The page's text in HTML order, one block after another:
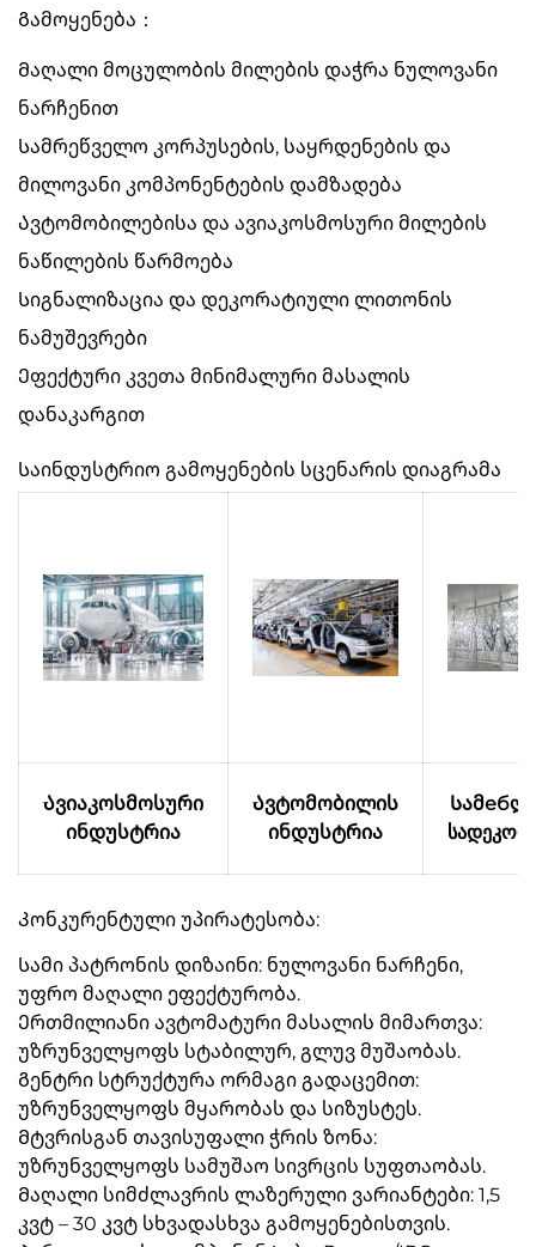
Გამოყენება：
Მაღალი მოცულობის მილების დაჭრა ნულოვანი
ნარჩენით
Სამრეწველო კორპუსების, საყრდენების და
მილოვანი კომპონენტების დამზადება
Ავტომობილებისა და ავიაკოსმოსური მილების
ნაწილების წარმოება
Სიგნალიზაცია და დეკორატიული ლითონის
ნამუშევრები
Ეფექტური კვეთა მინიმალური მასალის
დანაკარგით
Საინდუსტრიო გამოყენების სცენარის დიაგრამა
Ავიაკოსმოსური
ინდუსტრია
Ავტომობილის
ინდუსტრია
Კონკურენტული უპირატესობა:
Სამი პატრონის დიზაინი: ნულოვანი ნარჩენი,
უფრო მაღალი ეფექტურობა.
Ერთმილიანი ავტომატური მასალის მიმართვა:
უზრუნველყოფს სტაბილურ, გლუვ მუშაობას.
Გენტრი სტრუქტურა ორმაგი გადაცემით:
უზრუნველყოფს მყარობას და სიზუსტეს.
Მტვრისგან თავისუფალი ჭრის ზონა:
უზრუნველყოფს სამუშაო სივრცის სუფთაობას.
Მაღალი სიმძლავრის ლაზერული ვარიანტები: 1,5
კვტ – 30 კვტ სხვადასხვა გამოყენებისთვის.